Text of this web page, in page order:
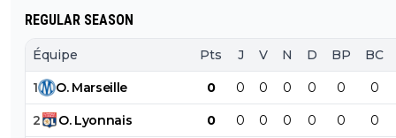
l'ignorant qui manque cruellement de culture veut
REGULAR SEASON
Équipe Pts J V N D BP BC
1 O. Marseille 0 0 0 0 0 0 0
2 O. Lyonnais 0 0 0 0 0 0 0